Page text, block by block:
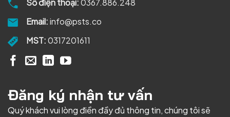
Số điện thoại:0367.886.248
Email:info@psts.co
MST:0317201611
Đăng ký nhận tư vấn
Quý khách vui lòng điền đầy đủ thông tin, chúng tôi sẽ